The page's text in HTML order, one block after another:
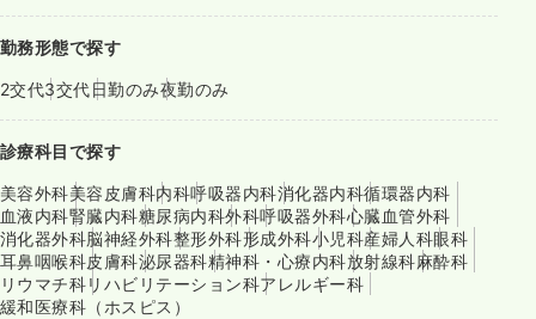
勤務形態で探す
2交代3交代日勤のみ夜勤のみ
診療科目で探す
美容外科美容皮膚科内科呼吸器内科消化器内科循環器内科
血液内科腎臓内科糖尿病内科外科呼吸器外科心臓血管外科
消化器外科脳神経外科整形外科形成外科小児科産婦人科眼科
耳鼻咽喉科皮膚科泌尿器科精神科・心療内科放射線科麻酔科
リウマチ科リハビリテーション科アレルギー科
緩和医療科（ホスピス）